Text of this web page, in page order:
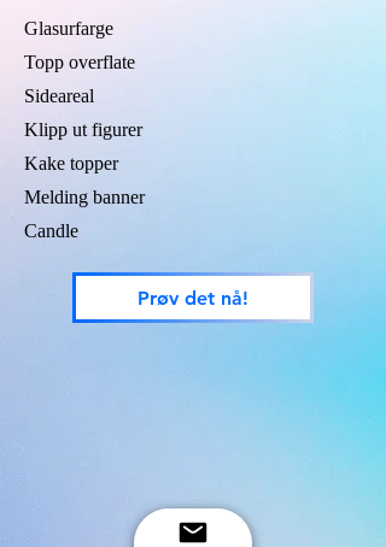
Glasurfarge
Topp overflate
Sideareal
Klipp ut figurer
Kake topper
Melding banner
Candle
Prøv det nå!